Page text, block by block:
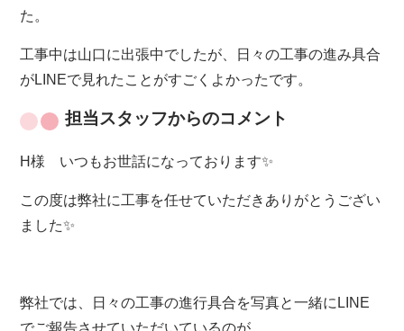
た。
工事中は山口に出張中でしたが、日々の工事の進み具合
がLINEで見れたことがすごくよかったです。
担当スタッフからのコメント
H様 いつもお世話になっております✨
この度は弊社に工事を任せていただきありがとうござい
ました✨
弊社では、日々の工事の進行具合を写真と一緒にLINE